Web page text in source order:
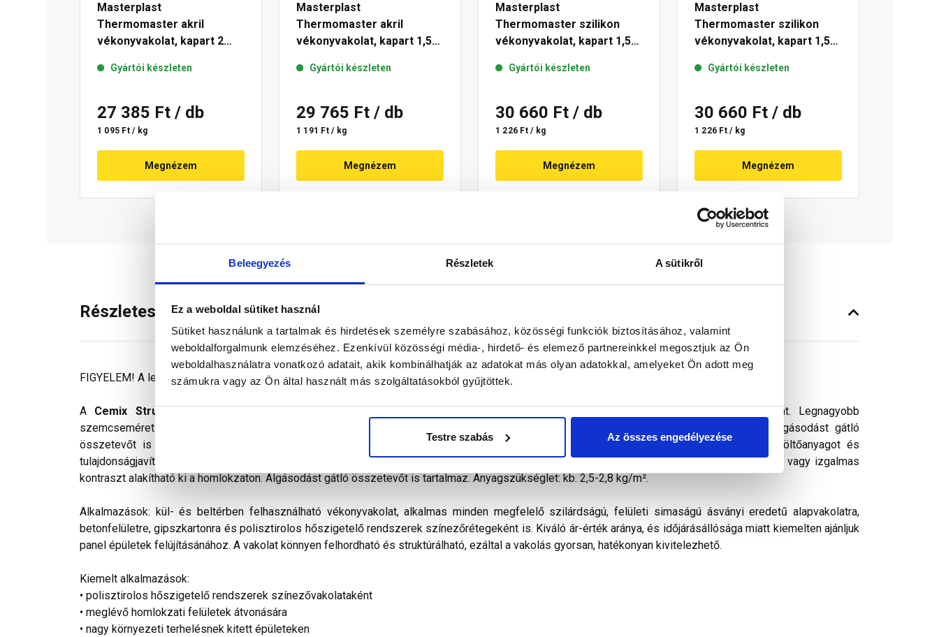
Beleegyezés Részletek A sütikről
Ez a weboldal sütiket használ
Sütiket használunk a tartalmak és hirdetések személyre szabásához, közösségi funkciók biztosításához, valamint
weboldalforgalmunk elemzéséhez. Ezenkívül közösségi média-, hirdető- és elemező partnereinkkel megosztjuk az Ön
weboldalhasználatra vonatkozó adatait, akik kombinálhatják az adatokat más olyan adatokkal, amelyeket Ön adott meg
számukra vagy az Ön által használt más szolgáltatásokból gyűjtöttek.
Testre szabás Az összes engedélyezése
Masterplast
Thermomaster akril
vékonyvakolat, kapart 2
Gyártói készleten
27 385 Ft / db
1 095 Ft / kg
Megnézem
Masterplast
Thermomaster akril
vékonyvakolat, kapart 1,5
Gyártói készleten
29 765 Ft / db
1 191 Ft / kg
Megnézem
Masterplast
Thermomaster szilikon
vékonyvakolat, kapart 1,5
Gyártói készleten
30 660 Ft / db
1 226 Ft / kg
Megnézem
Masterplast
Thermomaster szilikon
vékonyvakolat, kapart 1,5
Gyártói készleten
30 660 Ft / db
1 226 Ft / kg
Megnézem
Részletes leírás
FIGYELEM! A leírás végén fontos információkat talál a termékkel kapcsolatban. Kérjük, figyelmesen olvassa el!
A Cemix StrukturOLA Primo
gyárilag előkevert, dörzsölt hatású diszperziós bázisú, ﬁnomszemcsés vékonyvakolat. vékonyvakolat. Legnagyobb
szemcseméret: 2 mm. Viszonylag könnyen kivitelezhető és az ára miatt is a polisztirolos hőszigetelések kedvelt színezővakolata. Algásodást gátló
összetevőt is tartalmaz. Az anyag gyakorlatilag nem páraáteresztő. Vizes diszperziós kötőanyagot, időjárásálló pigmenteket, ásványi töltőanyagot és
tulajdonságjavító adalékokat tartalmaz. Színválasztékában pasztell és intenzív színek egyaránt megtalálhatók, ezáltal kellemes színharmónia vagy izgalmas
kontraszt alakítható ki a homlokzaton. Algásodást gátló összetevőt is tartalmaz. Anyagszükséglet: kb. 2,5-2,8 kg/m².
Alkalmazások: kül- és beltérben felhasználható vékonyvakolat, alkalmas minden megfelelő szilárdságú, felületi simaságú ásványi eredetű alapvakolatra,
betonfelületre, gipszkartonra és polisztirolos hőszigetelő rendszerek színezőrétegeként is. Kiváló ár-érték aránya, és időjárásállósága miatt kiemelten ajánljuk
panel épületek felújításánához. A vakolat könnyen felhordható és struktúrálható, ezáltal a vakolás gyorsan, hatékonyan kivitelezhető.
Kiemelt alkalmazások:
• polisztirolos hőszigetelő rendszerek színezővakolataként
• meglévő homlokzati felületek átvonására
• nagy környezeti terhelésnek kitett épületeken